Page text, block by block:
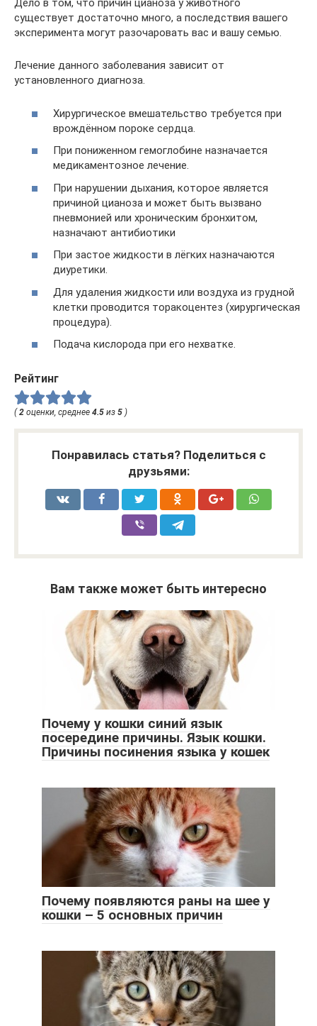
Дело в том, что причин цианоза у животного
существует достаточно много, а последствия вашего
эксперимента могут разочаровать вас и вашу семью.
Лечение данного заболевания зависит от
установленного диагноза.
Хирургическое вмешательство требуется при
врождённом пороке сердца.
При пониженном гемоглобине назначается
медикаментозное лечение.
При нарушении дыхания, которое является
причиной цианоза и может быть вызвано
пневмонией или хроническим бронхитом,
назначают антибиотики
При застое жидкости в лёгких назначаются
диуретики.
Для удаления жидкости или воздуха из грудной
клетки проводится торакоцентез (хирургическая
процедура).
Подача кислорода при его нехватке.
Рейтинг
( 2 оценки, среднее 4.5 из 5 )
Понравилась статья? Поделиться с
друзьями:
Вам также может быть интересно
Почему у кошки синий язык
посередине причины. Язык кошки.
Причины посинения языка у кошек
Почему появляются раны на шее у
кошки – 5 основных причин